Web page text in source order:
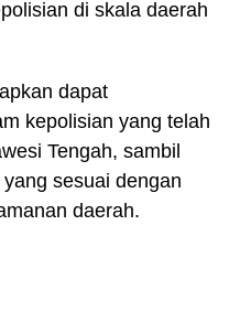
di skala daerah
dapat
kepolisian yang telah
Tengah, sambil
sesuai dengan
daerah.